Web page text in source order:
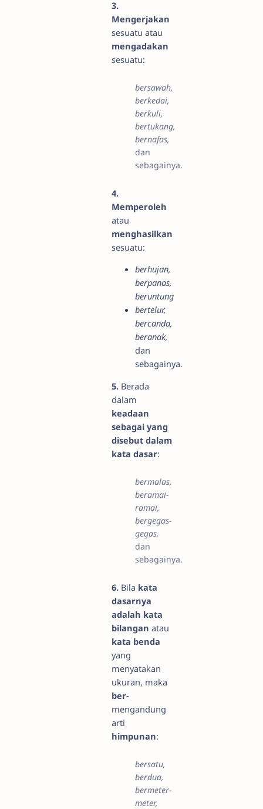
3.
Mengerjakan
sesuatu atau
mengadakan
sesuatu:
bersawah,
berkedai,
berkuli,
bertukang,
bernafas,
dan
sebagainya.
4.
Memperoleh
atau
menghasilkan
sesuatu:
berhujan,
berpanas,
beruntung
bertelur,
bercanda,
beranak,
dan
sebagainya.
5. Berada
dalam
keadaan
sebagai yang
disebut dalam
kata dasar:
bermalas,
beramai-
ramai,
bergegas-
gegas,
dan
sebagainya.
6. Bila kata
dasarnya
adalah kata
bilangan atau
kata benda
yang
menyatakan
ukuran, maka
ber-
mengandung
arti
himpunan:
bersatu,
berdua,
bermeter-
meter,